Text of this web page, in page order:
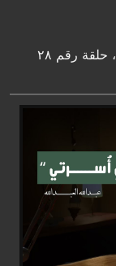
، حلقة رقم ٢٨